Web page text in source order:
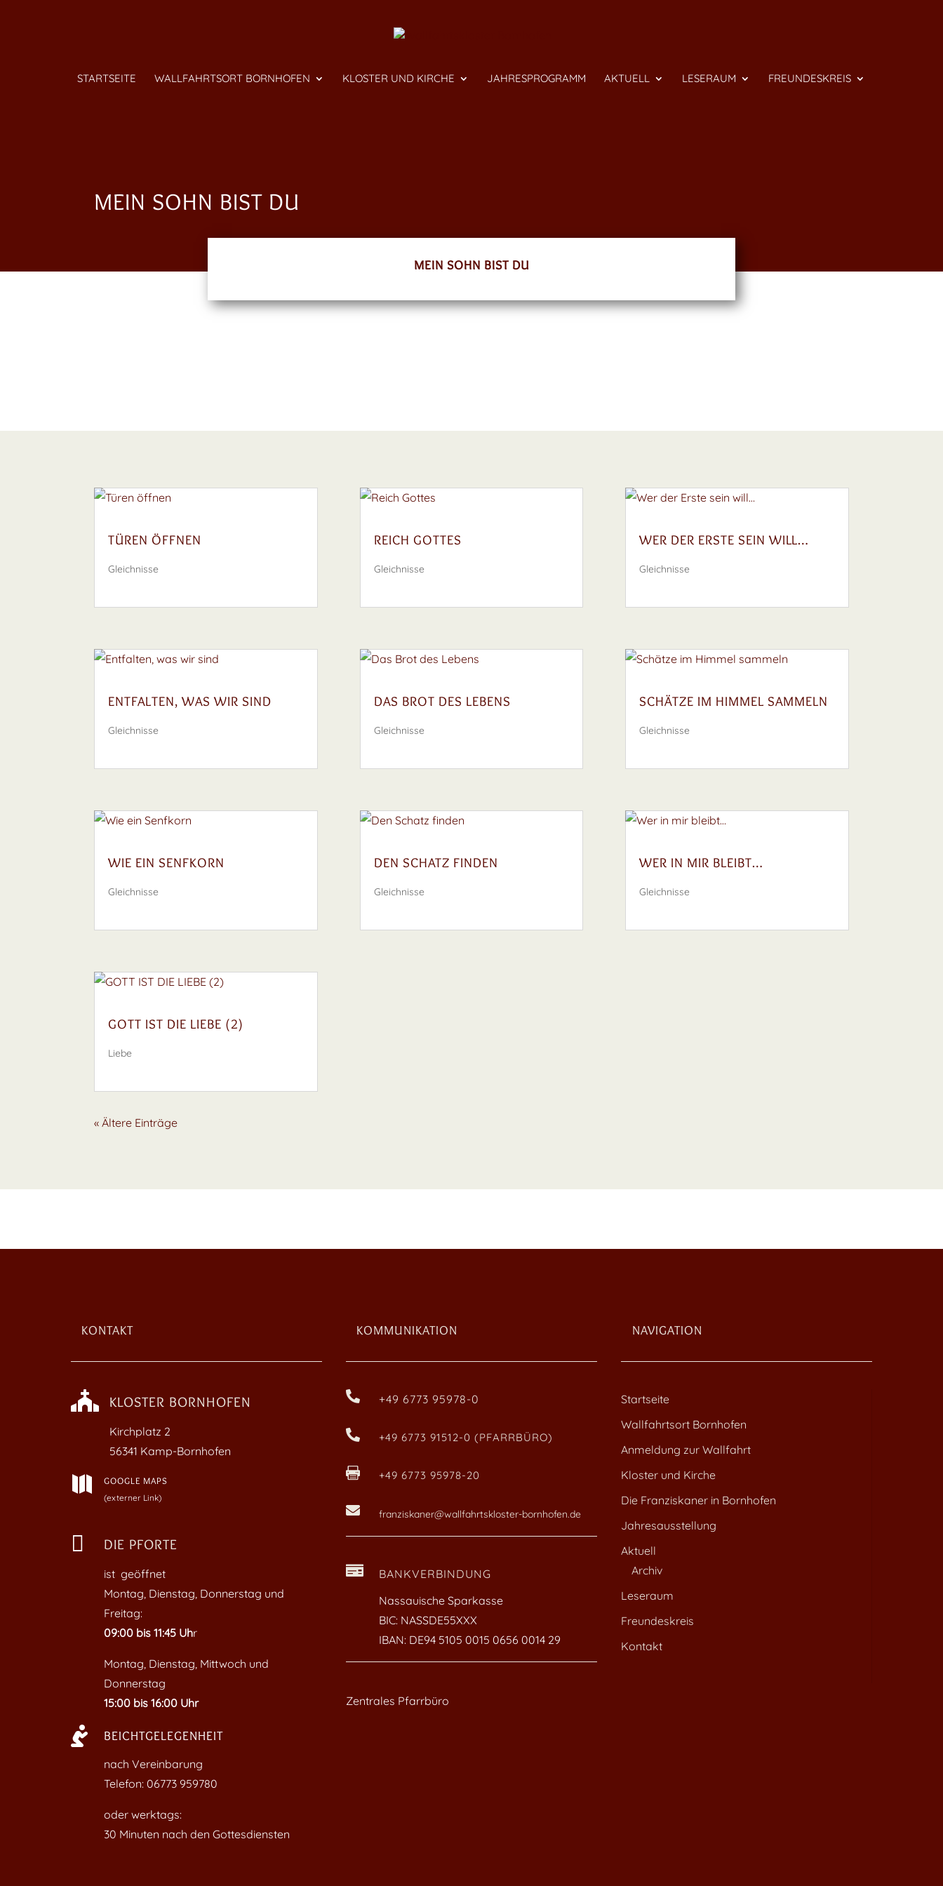
STARTSEITE WALLFAHRTSORT BORNHOFEN KLOSTER UND KIRCHE JAHRESPROGRAMM AKTUELL LESERAUM FREUNDESKREIS
MEIN SOHN BIST DU
MEIN SOHN BIST DU
TÜREN ÖFFNEN
Gleichnisse
ENTFALTEN, WAS WIR SIND
Gleichnisse
WIE EIN SENFKORN
Gleichnisse
GOTT IST DIE LIEBE (2)
Liebe
REICH GOTTES
Gleichnisse
DAS BROT DES LEBENS
Gleichnisse
DEN SCHATZ FINDEN
Gleichnisse
WER DER ERSTE SEIN WILL…
Gleichnisse
SCHÄTZE IM HIMMEL SAMMELN
Gleichnisse
WER IN MIR BLEIBT…
Gleichnisse
« Ältere Einträge
KONTAKT
 KLOSTER BORNHOFEN
Kirchplatz 2
56341 Kamp-Bornhofen
 GOOGLE MAPS
(externer Link)
 DIE PFORTE
ist geöffnet
Montag, Dienstag, Donnerstag und
Freitag:
09:00 bis 11:45 Uhr
Montag, Dienstag, Mittwoch und
Donnerstag
15:00 bis 16:00 Uhr
 BEICHTGELEGENHEIT
nach Vereinbarung
Telefon: 06773 959780
oder werktags:
30 Minuten nach den Gottesdiensten
KOMMUNIKATION
 +49 6773 95978-0
 +49 6773 91512-0 (PFARRBÜRO)
 +49 6773 95978-20
 franziskaner@wallfahrtskloster-bornhofen.de

BANKVERBINDUNG
Nassauische Sparkasse
BIC: NASSDE55XXX
IBAN: DE94 5105 0015 0656 0014 29
Zentrales Pfarrbüro
NAVIGATION
Startseite
Wallfahrtsort Bornhofen
Anmeldung zur Wallfahrt
Kloster und Kirche
Die Franziskaner in Bornhofen
Jahresausstellung
Aktuell
Archiv
Leseraum
Freundeskreis
Kontakt